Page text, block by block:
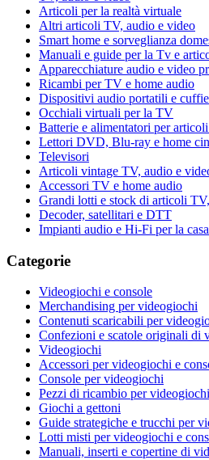
Articoli per la realtà virtuale
Altri articoli TV, audio e video
Smart home e sorveglianza
Manuali e guide per la Tv e
Apparecchiature audio e video
Ricambi per TV e home audio
Dispositivi audio portatili e cuffie
Occhiali virtuali per la TV
Batterie e alimentatori per
Lettori DVD, Blu-ray e home
Televisori
Articoli vintage TV, audio e
Accessori TV e home audio
Grandi lotti e stock di articoli
Decoder, satellitari e DTT
Impianti audio e Hi-Fi per la casa
Categorie
Videogiochi e console
Merchandising per videogiochi
Contenuti scaricabili per
Confezioni e scatole originali di
Videogiochi
Accessori per videogiochi e
Console per videogiochi
Pezzi di ricambio per
Giochi a gettoni
Guide strategiche e trucchi per
Lotti misti per videogiochi e
Manuali, inserti e copertine di